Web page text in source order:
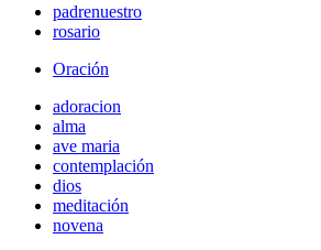
padrenuestro
rosario
Oración
adoracion
alma
ave maria
contemplación
dios
meditación
novena